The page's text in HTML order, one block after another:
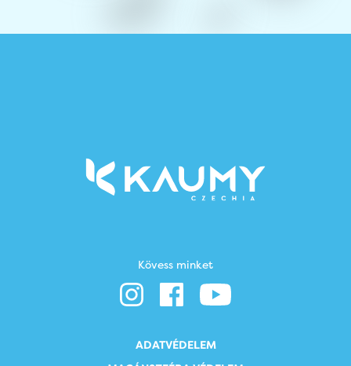
Kövess minket
ADATVÉDELEM